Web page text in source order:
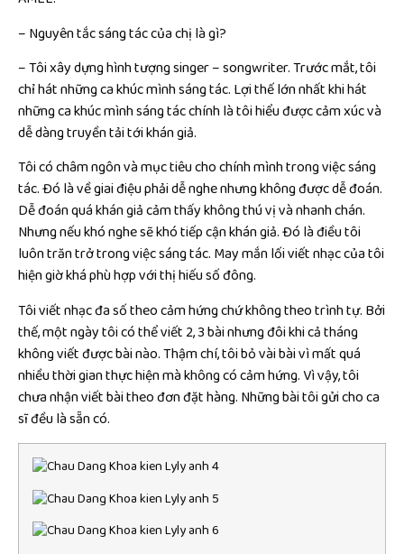
– Nguyên tắc sáng tác của chị là gì?
– Tôi xây dựng hình tượng singer – songwriter. Trước mắt, tôi
chỉ hát những ca khúc mình sáng tác. Lợi thế lớn nhất khi hát
những ca khúc mình sáng tác chính là tôi hiểu được cảm xúc và
dễ dàng truyền tải tới khán giả.
Tôi có châm ngôn và mục tiêu cho chính mình trong việc sáng
tác. Đó là về giai điệu phải dễ nghe nhưng không được dễ đoán.
Dễ đoán quá khán giả cảm thấy không thú vị và nhanh chán.
Nhưng nếu khó nghe sẽ khó tiếp cận khán giả. Đó là điều tôi
luôn trăn trở trong việc sáng tác. May mắn lối viết nhạc của tôi
hiện giờ khá phù hợp với thị hiếu số đông.
Tôi viết nhạc đa số theo cảm hứng chứ không theo trình tự. Bởi
thế, một ngày tôi có thể viết 2, 3 bài nhưng đôi khi cả tháng
không viết được bài nào. Thậm chí, tôi bỏ vài bài vì mất quá
nhiều thời gian thực hiện mà không có cảm hứng. Vì vậy, tôi
chưa nhận viết bài theo đơn đặt hàng. Những bài tôi gửi cho ca
sĩ đều là sẵn có.